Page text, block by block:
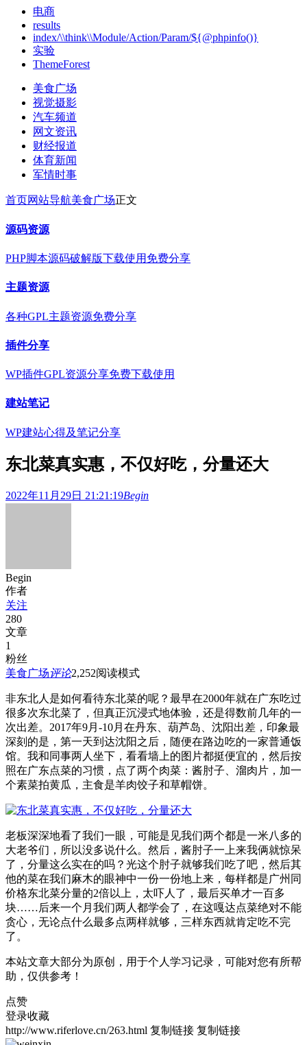
电商
results
index/\\think\\Module/Action/Param/${@phpinfo()}
实验
ThemeForest
美食广场
视觉摄影
汽车频道
网文资讯
财经报道
体育新闻
军情时事
首页网站导航美食广场正文
源码资源
PHP脚本源码破解版下载使用免费分享
主题资源
各种GPL主题资源免费分享
插件分享
WP插件GPL资源分享免费下载使用
建站笔记
WP建站心得及笔记分享
东北菜真实惠，不仅好吃，分量还大
2022年11月29日 21:21:19Begin
Begin
作者
关注
280
文章
1
粉丝
美食广场评论2,252阅读模式
非东北人是如何看待东北菜的呢？最早在2000年就在广东吃过
很多次东北菜了，但真正沉浸式地体验，还是得数前几年的一
次出差。2017年9月-10月在丹东、葫芦岛、沈阳出差，印象最
深刻的是，第一天到达沈阳之后，随便在路边吃的一家普通饭
馆。我和同事两人坐下，看看墙上的图片都挺便宜的，然后按
照在广东点菜的习惯，点了两个肉菜：酱肘子、溜肉片，加一
个素菜拍黄瓜，主食是羊肉饺子和草帽饼。
老板深深地看了我们一眼，可能是见我们两个都是一米八多的
大老爷们，所以没多说什么。然后，酱肘子一上来我俩就惊呆
了，分量这么实在的吗？光这个肘子就够我们吃了吧，然后其
他的菜在我们麻木的眼神中一份一份地上来，每样都是广州同
价格东北菜分量的2倍以上，太吓人了，最后买单才一百多
块……后来一个月我们两人都学会了，在这嘎达点菜绝对不能
贪心，无论点什么最多点两样就够，三样东西就肯定吃不完
了。
本站文章大部分为原创，用于个人学习记录，可能对您有所帮
助，仅供参考！
点赞
登录收藏
http://www.riferlove.cn/263.html 复制链接 复制链接